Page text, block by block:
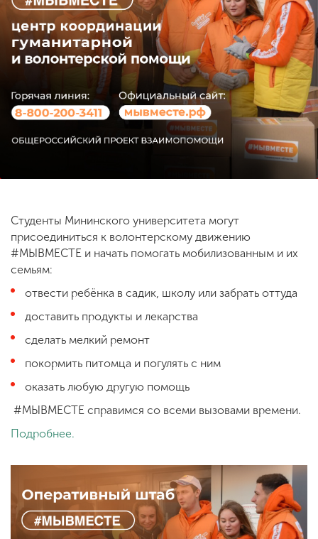
Студенческая жизнь
Сведения об
образовательной
организации
ENG SPN CHI
Приемная
+7 (831) 262-26-20
Студенты Мининского университета могут
присоединиться к волонтерскому движению
#МЫВМЕСТЕ и начать помогать мобилизованным и их
семьям:
отвести ребёнка в садик, школу или забрать оттуда
доставить продукты и лекарства
сделать мелкий ремонт
покормить питомца и погулять с ним
оказать любую другую помощь
#МЫВМЕСТЕ справимся со всеми вызовами времени.
Подробнее.